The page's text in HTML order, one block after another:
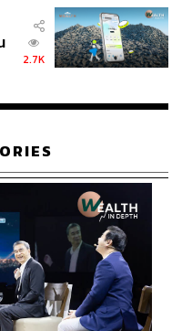
ายแดง 15 มล.
มาร์การิตา
เชก
2.7K